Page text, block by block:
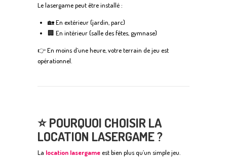
Le lasergame peut être installé :
🏡 En extérieur (jardin, parc)
🏢 En intérieur (salle des fêtes, gymnase)
👉 En moins d’une heure, votre terrain de jeu est
opérationnel.
⭐ POURQUOI CHOISIR LA
LOCATION LASERGAME ?
La location lasergameest bien plus qu’un simple jeu.